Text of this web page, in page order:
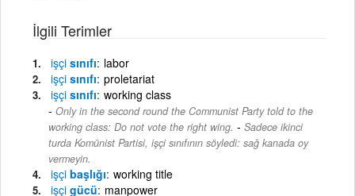
İlgili Terimler
işçi sınıfı labor
işçi sınıfı proletariat
işçi sınıfı working class
Only in the second round the Communist Party told to the
working class: Do not vote the right wing. - Sadece ikinci
turda Komünist Partisi, işçi sınıfının söyledi: sağ kanada oy
vermeyin.
işçi başlığı working title
işçi gücü manpower